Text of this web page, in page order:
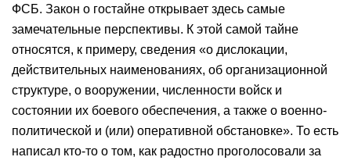
ФСБ. Закон о гостайне открывает здесь самые
замечательные перспективы. К этой самой тайне
относятся, к примеру, сведения «о дислокации,
действительных наименованиях, об организационной
структуре, о вооружении, численности войск и
состоянии их боевого обеспечения, а также о военно-
политической и (или) оперативной обстановке». То есть
написал кто-то о том, как радостно проголосовали за